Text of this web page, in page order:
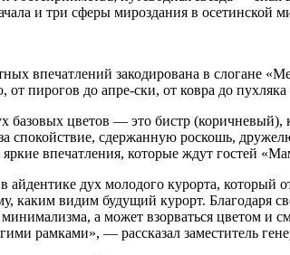
и три сферы мироздания в осетинской
впечатлений закодирована в слогане
от пирогов до апре-ски, от ковра до
базовых цветов — это бистр (коричневый),
спокойствие, сдержанную роскошь,
впечатления, которые ждут гостей
айден­тике дух молодого курорта,
каким видим будущий курорт. Благодаря
минимализма, а может взорваться цветом
рамками», — рассказал заместитель